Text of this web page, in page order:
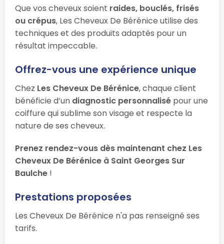
Que vos cheveux soient raides, bouclés, frisés
ou crépus, Les Cheveux De Bérénice utilise des
techniques et des produits adaptés pour un
résultat impeccable.
Offrez-vous une expérience unique
Chez Les Cheveux De Bérénice, chaque client
bénéficie d’un diagnostic personnalisé pour une
coiffure qui sublime son visage et respecte la
nature de ses cheveux.
Prenez rendez-vous dès maintenant chez Les
Cheveux De Bérénice à Saint Georges Sur
Baulche !
Prestations proposées
Les Cheveux De Bérénice n'a pas renseigné ses
tarifs.